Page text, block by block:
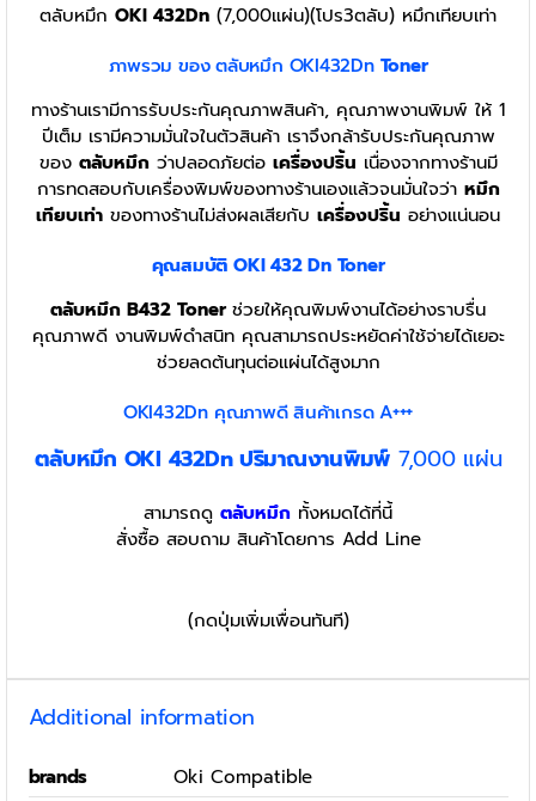
ตลับหมึก OKI 432Dn (7,000แผ่น)(โปร3ตลับ) หมึกเทียบเท่า
ภาพรวม ของ ตลับหมึก OKI432DnToner
ทางร้านเรามีการรับประกันคุณภาพสินค้า, คุณภาพงานพิมพ์ ให้ 1
ปีเต็ม เรามีความมั่นใจในตัวสินค้า เราจึงกล้ารับประกันคุณภาพ
ของ ตลับหมึกว่าปลอดภัยต่อ เครื่องปริ้น เนื่องจากทางร้านมี
การทดสอบกับเครื่องพิมพ์ของทางร้านเองแล้วจนมั่นใจว่า หมึก
เทียบเท่า ของทางร้านไม่ส่งผลเสียกับ เครื่องปริ้น อย่างแน่นอน
คุณสมบัติ OKI 432 DnToner
ตลับหมึก B432 Tonerช่วยให้คุณพิมพ์งานได้อย่างราบรื่น
คุณภาพดี งานพิมพ์ดำสนิท คุณสามารถประหยัดค่าใช้จ่ายได้เยอะ
ช่วยลดต้นทุนต่อแผ่นได้สูงมาก
OKI432Dn คุณภาพดี สินค้าเกรด A+++
ตลับหมึก OKI 432Dn ปริมาณงานพิมพ์ 7,000 แผ่น
สามารถดู ตลับหมึก ทั้งหมดได้ที่นี้
สั่งซื้อ สอบถาม สินค้าโดยการ Add Line
(กดปุ่มเพิ่มเพื่อนทันที)
Additional information
brands
Oki Compatible